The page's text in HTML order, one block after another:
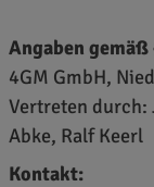
Angaben gemäß
4GM GmbH,
Vertreten durch:
Abke, Ralf Keerl
Kontakt: